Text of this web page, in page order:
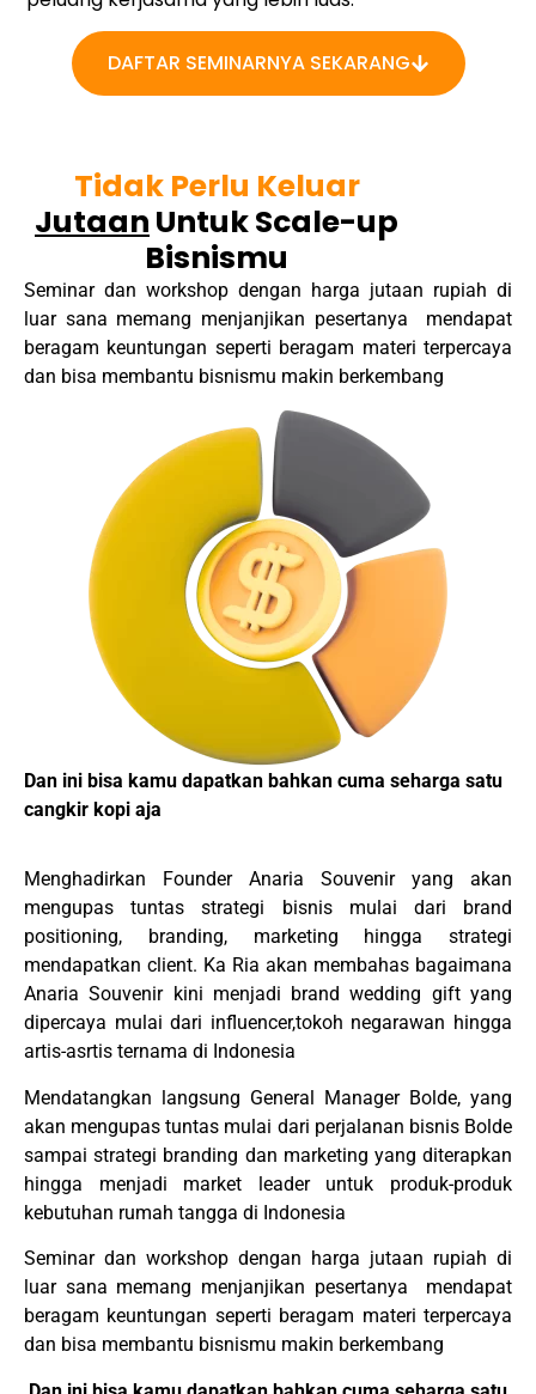
DAFTAR SEMINARNYA SEKARANG
Tidak Perlu Keluar
Jutaan UntukScale-up
Bisnismu
Seminar dan workshop dengan harga jutaan rupiah di
luar sana memang menjanjikan pesertanya mendapat
beragam keuntungan seperti beragam materi terpercaya
dan bisa membantu bisnismu makin berkembang
Dan ini bisa kamu dapatkan bahkan cuma seharga satu
cangkir kopi aja
Menghadirkan Founder Anaria Souvenir yang akan
mengupas tuntas strategi bisnis mulai dari brand
positioning, branding, marketing hingga strategi
mendapatkan client. Ka Ria akan membahas bagaimana
Anaria Souvenir kini menjadi brand wedding gift yang
dipercaya mulai dari influencer,tokoh negarawan hingga
artis-asrtis ternama di Indonesia
Mendatangkan langsung General Manager Bolde, yang
akan mengupas tuntas mulai dari perjalanan bisnis Bolde
sampai strategi branding dan marketing yang diterapkan
hingga menjadi market leader untuk produk-produk
kebutuhan rumah tangga di Indonesia
Seminar dan workshop dengan harga jutaan rupiah di
luar sana memang menjanjikan pesertanya mendapat
beragam keuntungan seperti beragam materi terpercaya
dan bisa membantu bisnismu makin berkembang